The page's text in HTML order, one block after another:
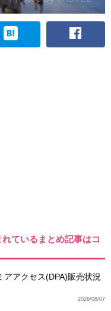
ているまとめ記事はコ
アアクセス(DPA)販売状況
2026/08/07